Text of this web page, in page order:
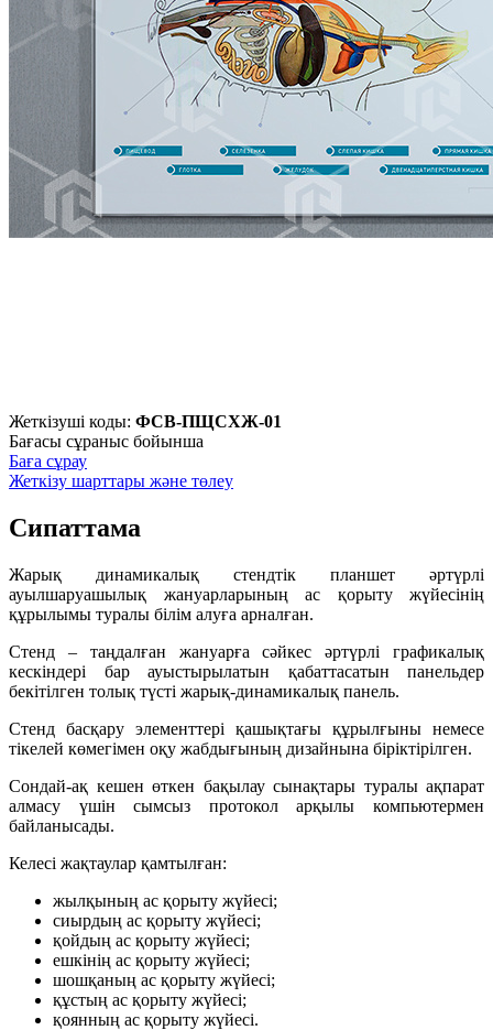
Жеткізуші коды: ФСВ-ПЩСХЖ-01
Бағасы сұраныс бойынша
Баға сұрау
Жеткізу шарттары және төлеу
Сипаттама
Жарық динамикалық стендтік планшет әртүрлі
ауылшаруашылық жануарларының ас қорыту жүйесінің
құрылымы туралы білім алуға арналған.
Стенд – таңдалған жануарға сәйкес әртүрлі графикалық
кескіндері бар ауыстырылатын қабаттасатын панельдер
бекітілген толық түсті жарық-динамикалық панель.
Стенд басқару элементтері қашықтағы құрылғыны немесе
тікелей көмегімен оқу жабдығының дизайнына біріктірілген.
Сондай-ақ кешен өткен бақылау сынақтары туралы ақпарат
алмасу үшін сымсыз протокол арқылы компьютермен
байланысады.
Келесі жақтаулар қамтылған:
жылқының ас қорыту жүйесі;
сиырдың ас қорыту жүйесі;
қойдың ас қорыту жүйесі;
ешкінің ас қорыту жүйесі;
шошқаның ас қорыту жүйесі;
құстың ас қорыту жүйесі;
қоянның ас қорыту жүйесі.